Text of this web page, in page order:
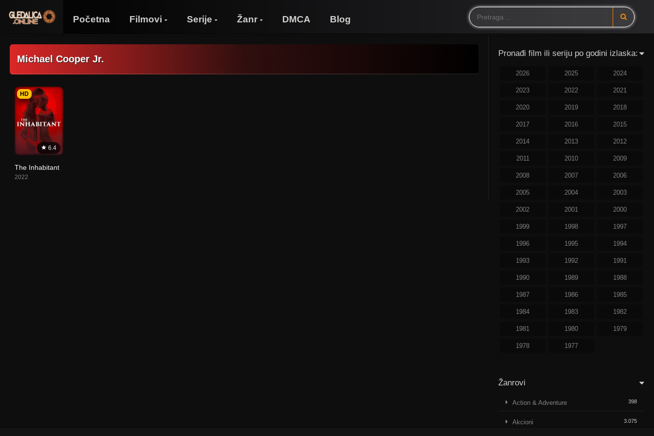
Početna Filmovi Serije Žanr DMCA Blog
Michael Cooper Jr.
6.4
HD
The Inhabitant
2022
Pronađi film ili seriju po godini izlaska:
2026 2025 2024
2023 2022 2021
2020 2019 2018
2017 2016 2015
2014 2013 2012
2011 2010 2009
2008 2007 2006
2005 2004 2003
2002 2001 2000
1999 1998 1997
1996 1995 1994
1993 1992 1991
1990 1989 1988
1987 1986 1985
1984 1983 1982
1981 1980 1979
1978 1977
Žanrovi
Action & Adventure 398
Akcioni 3.075